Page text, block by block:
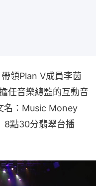
領Plan V成員李茵
任音樂總監的互動音
名：Music Money
8點30分翡翠台播